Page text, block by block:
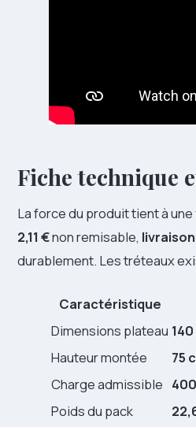
Fiche technique
La force du produit tient à
2,11 €non remisable,
durablement. Les tréteaux
Caractéristique
Dimensions plateau
Hauteur montée
75
Charge admissible
Poids du pack